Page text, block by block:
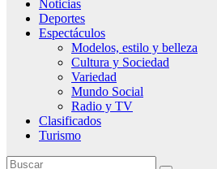
Noticias
Deportes
Espectáculos
Modelos, estilo y belleza
Cultura y Sociedad
Variedad
Mundo Social
Radio y TV
Clasificados
Turismo